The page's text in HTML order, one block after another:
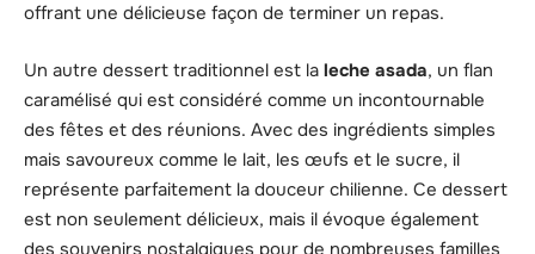
offrant une délicieuse façon de terminer un repas.
Un autre dessert traditionnel est la leche asada, un flan
caramélisé qui est considéré comme un incontournable
des fêtes et des réunions. Avec des ingrédients simples
mais savoureux comme le lait, les œufs et le sucre, il
représente parfaitement la douceur chilienne. Ce dessert
est non seulement délicieux, mais il évoque également
des souvenirs nostalgiques pour de nombreuses familles